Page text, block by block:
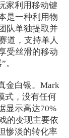
家利用移动键
是一种利用物
队单独提取并
道，支持单人
受丝滑的移动
白银。Mark
式，没有任何
显示高达70%
的变现主要依
惨淡的转化率